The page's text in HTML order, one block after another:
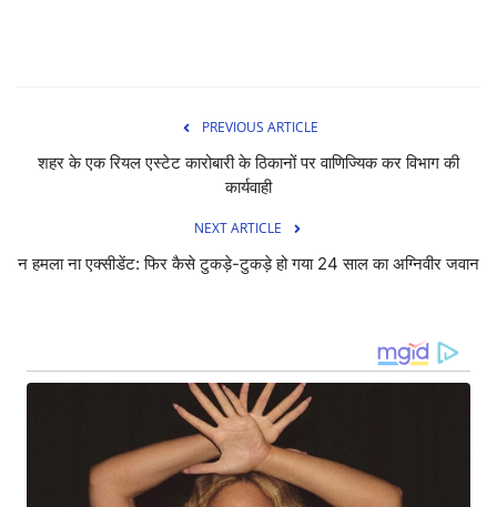
PREVIOUS ARTICLE
शहर के एक रियल एस्टेट कारोबारी के ठिकानों पर वाणिज्यिक कर विभाग की
कार्यवाही
NEXT ARTICLE
न हमला ना एक्सीडेंट: फिर कैसे टुकड़े-टुकड़े हो गया 24 साल का अग्निवीर जवान